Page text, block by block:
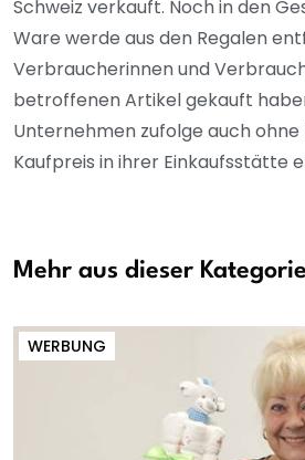
Schweiz verkauft. Noch in den
Ware werde aus den Regalen
Verbraucherinnen und
betroffenen Artikel gekauft
Unternehmen zufolge auch ohne
Kaufpreis in ihrer Einkaufsstätte
Mehr aus dieser Kategorie
WERBUNG